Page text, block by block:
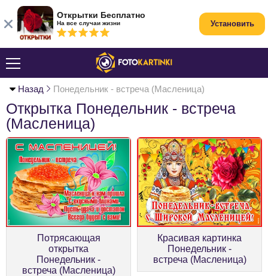
Назад Понедельник - встреча (Масленица)
Открытка Понедельник - встреча
(Масленица)
Потрясающая
открытка
Понедельник -
встреча (Масленица)
Красивая картинка
Понедельник -
встреча (Масленица)
Открытки Бесплатно
На все случаи жизни Установить